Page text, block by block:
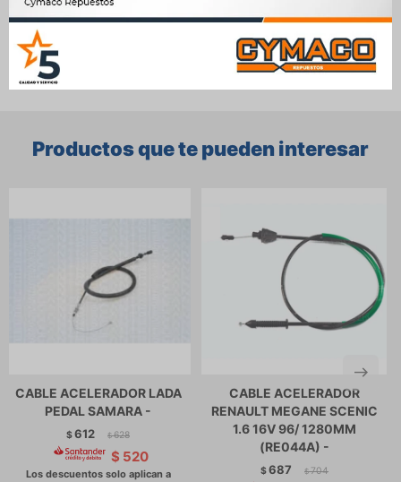
Ver mas productos de la marca Sin Marca
Productos que te pueden interesar
CABLE ACELERADOR LADA
PEDAL SAMARA -
$612 $ 628
$ 520
CABLE ACELERADOR
RENAULT MEGANE SCENIC
1.6 16V 96/ 1280MM
(RE044A) -
$687 $ 704